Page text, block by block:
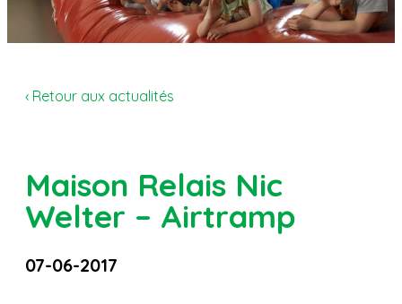
‹ Retour aux actualités
Maison Relais Nic
Welter – Airtramp
07-06-2017